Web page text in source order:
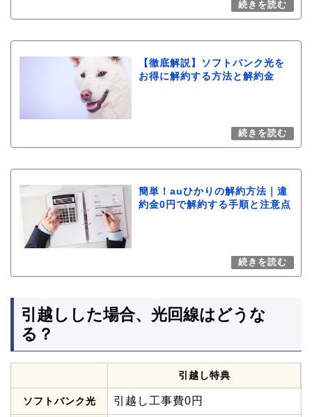
【徹底解説】ソフトバンク光を
お得に解約する方法と解約金
簡単！auひかりの解約方法｜違
約金0円で解約する手順と注意点
引越しした場合、光回線はどうな
る？
引越し特典
ソフトバンク光 引越し工事費0円